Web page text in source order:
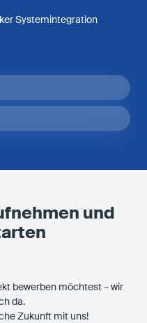
Systemintegration
und
bewerben möchtest – wir
da.
Zukunft mit uns!